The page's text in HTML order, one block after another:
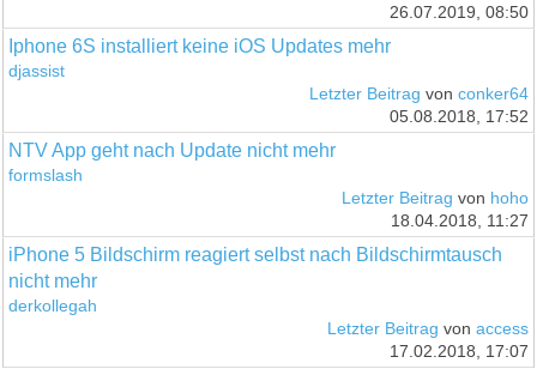
26.07.2019, 08:50
Iphone 6S installiert keine iOS Updates mehr
djassist
Letzter Beitrag von conker64
05.08.2018, 17:52
NTV App geht nach Update nicht mehr
formslash
Letzter Beitrag von hoho
18.04.2018, 11:27
iPhone 5 Bildschirm reagiert selbst nach Bildschirmtausch
nicht mehr
derkollegah
Letzter Beitrag von access
17.02.2018, 17:07